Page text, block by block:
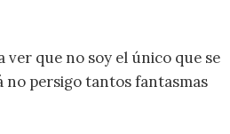
ver que no soy el único que se
no persigo tantos fantasmas